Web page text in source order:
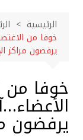
الرئيسية
خوفا من
يرفضون مراكز
خوفا من
يرفضون